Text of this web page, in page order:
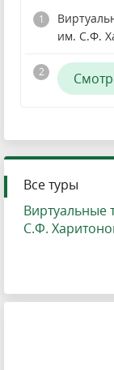
им. С.Ф.
Все туры
Виртуальные
С.Ф.